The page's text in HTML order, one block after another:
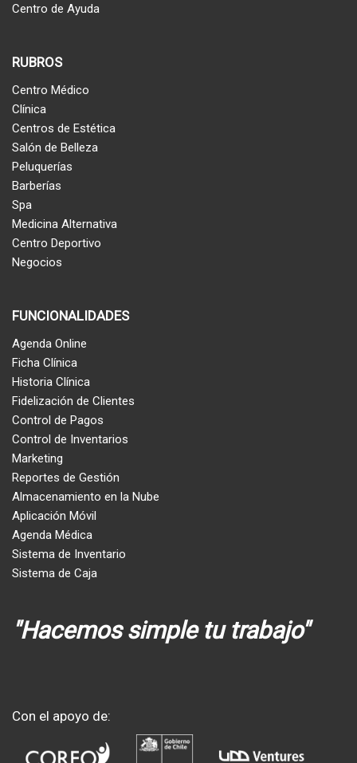
Centro de Ayuda
RUBROS
Centro Médico
Clínica
Centros de Estética
Salón de Belleza
Peluquerías
Barberías
Spa
Medicina Alternativa
Centro Deportivo
Negocios
FUNCIONALIDADES
Agenda Online
Ficha Clínica
Historia Clínica
Fidelización de Clientes
Control de Pagos
Control de Inventarios
Marketing
Reportes de Gestión
Almacenamiento en la Nube
Aplicación Móvil
Agenda Médica
Sistema de Inventario
Sistema de Caja
"Hacemos simple tu trabajo"
Con el apoyo de: